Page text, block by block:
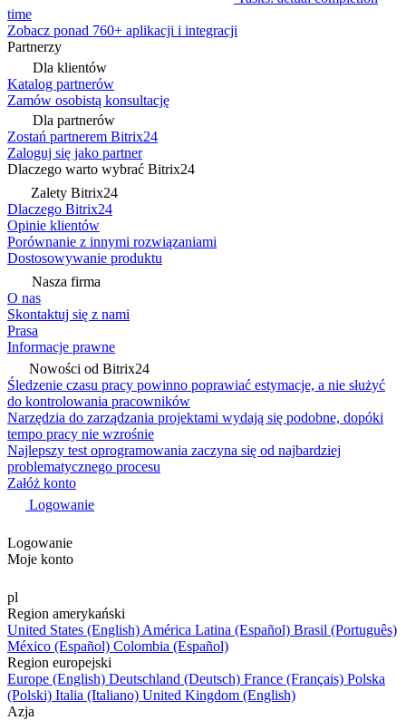
time
Zobacz ponad 760+ aplikacji i integracji
Partnerzy
Dla klientów
Katalog partnerów
Zamów osobistą konsultację
Dla partnerów
Zostań partnerem Bitrix24
Zaloguj się jako partner
Dlaczego warto wybrać Bitrix24
Zalety Bitrix24
Dlaczego Bitrix24
Opinie klientów
Porównanie z innymi rozwiązaniami
Dostosowywanie produktu
Nasza firma
O nas
Skontaktuj się z nami
Prasa
Informacje prawne
Nowości od Bitrix24
Śledzenie czasu pracy powinno poprawiać estymacje, a nie służyć
do kontrolowania pracowników
Narzędzia do zarządzania projektami wydają się podobne, dopóki
tempo pracy nie wzrośnie
Najlepszy test oprogramowania zaczyna się od najbardziej
problematycznego procesu
Załóż konto
Logowanie
Logowanie
Moje konto
pl
Region amerykański
United States (English) América Latina (Español) Brasil (Português)
México (Español) Colombia (Español)
Region europejski
Europe (English) Deutschland (Deutsch) France (Français) Polska
(Polski) Italia (Italiano) United Kingdom (English)
Azja